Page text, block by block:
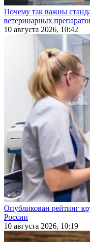
Почему так важны
ветеринарных
10 августа 2026, 10:42
Опубликован рейтинг
России
10 августа 2026, 10:19